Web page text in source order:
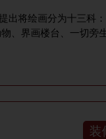
绘画分为十三科：
、界画楼台、一切旁
装